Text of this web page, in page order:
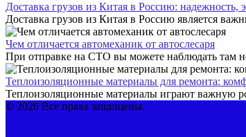
Доставка грузов из Китая в Россию: надежность,
Доставка грузов из Китая в Россию является
Чем отличается автомеханик от автослесаря
При отправке на СТО вы можете наблюдать там
Теплоизоляционные материалы для ремонта:
Теплоизоляционные материалы играют важную
© 2026 Все права защищены.